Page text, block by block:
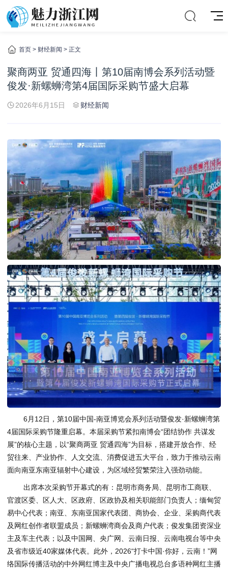
首页 > 财经新闻 > 正文
聚商两亚 贸通四海丨第10届南博会系列活动暨
俊发·新螺蛳湾第4届国际采购节盛大启幕
2026年6月15日 财经新闻
6月12日，第10届中国-南亚博览会系列活动暨俊发·新螺蛳湾第
4届国际采购节隆重启幕。本届采购节紧扣南博会“团结协作 共谋发
展”的核心主题，以“聚商两亚 贸通四海”为目标，搭建开放合作、经
贸往来、产业协作、人文交流、消费促进五大平台，致力于推动云南
面向南亚东南亚辐射中心建设，为区域经贸繁荣注入强劲动能。
出席本次采购节开幕式的有：昆明市商务局、昆明市工商联、
官渡区委、区人大、区政府、区政协及相关职能部门负责人；缅甸贸
易中心代表；南亚、东南亚国家代表团、商协会、企业、采购商代表
及网红创作者联盟成员；新螺蛳湾商会及商户代表；俊发集团资深业
主及车主代表；以及中国网、央广网、云南日报、云南电视台等中央
及省市级近40家媒体代表。此外，2026“打卡中国·你好，云南！”网
络国际传播活动的中外网红博主及中央广播电视总台多语种网红主播